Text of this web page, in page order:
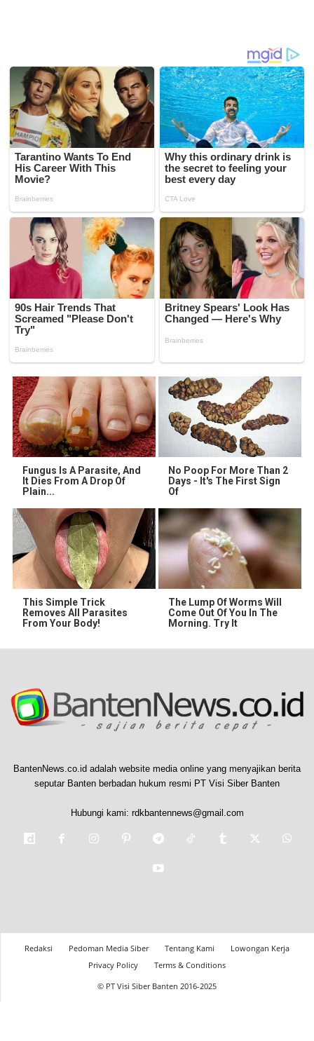
Fungus Is A Parasite, And
It Dies From A Drop Of
Plain...
No Poop For More Than 2
Days - It's The First Sign
Of
This Simple Trick
Removes All Parasites
From Your Body!
The Lump Of Worms Will
Come Out Of You In The
Morning. Try It
BantenNews.co.id adalah website media online yang menyajikan berita
seputar Banten berbadan hukum resmi PT Visi Siber Banten
Hubungi kami: rdkbantennews@gmail.com
Redaksi Pedoman Media Siber Tentang Kami
Lowongan Kerja
Privacy Policy
Terms & Conditions
© PT Visi Siber Banten 2016-2025